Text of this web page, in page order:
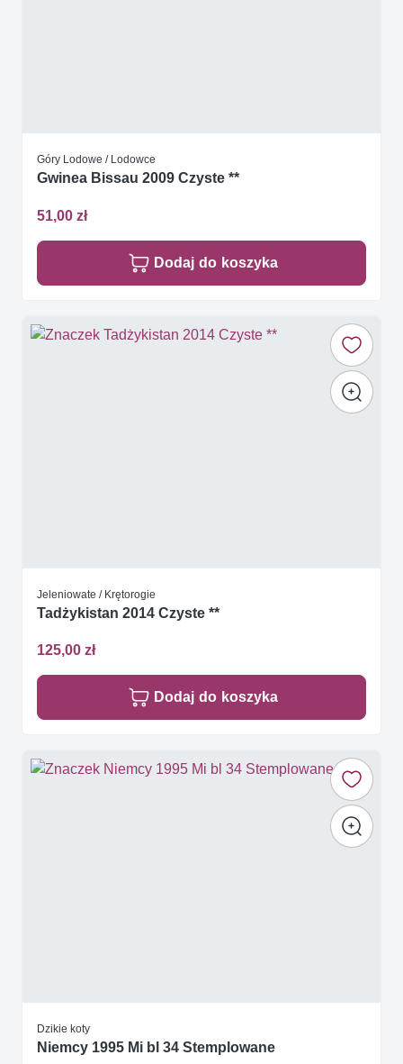
Góry Lodowe / Lodowce
Gwinea Bissau 2009 Czyste **
51,00 zł
Dodaj do koszyka
Jeleniowate / Krętorogie
Tadżykistan 2014 Czyste **
125,00 zł
Dodaj do koszyka
Dzikie koty
Niemcy 1995 Mi bl 34 Stemplowane